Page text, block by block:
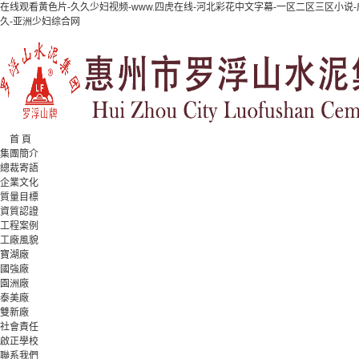
在线观看黄色片-久久少妇视频-www.四虎在线-河北彩花中文字幕-一区二区三区小
久-亚洲少妇综合网
首 頁
集團簡介
總裁寄語
企業文化
質量目標
資質認證
工程案例
工廠風貌
寶湖廠
國強廠
園洲廠
泰美廠
雙新廠
社會責任
啟正學校
聯系我們